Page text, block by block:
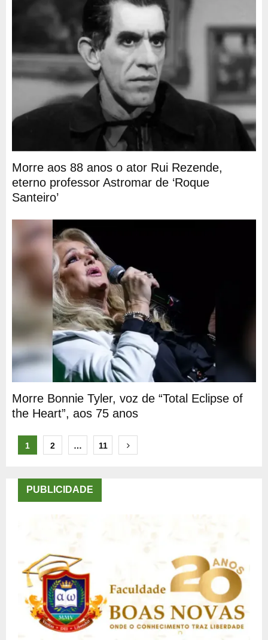
Morre aos 88 anos o ator Rui Rezende,
eterno professor Astromar de ‘Roque
Santeiro’
Morre Bonnie Tyler, voz de “Total Eclipse of
the Heart”, aos 75 anos
Paginação
posts
1 2 … 11
PUBLICIDADE